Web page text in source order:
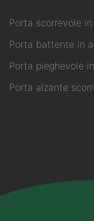
Porta scorrevole
Porta battente in
Porta pieghevole
Porta alzante